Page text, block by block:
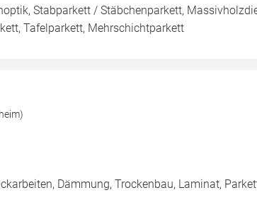
Stabparkett / Stäbchenparkett,
Tafelparkett, Mehrschichtparkett
Dämmung, Trockenbau, Laminat,